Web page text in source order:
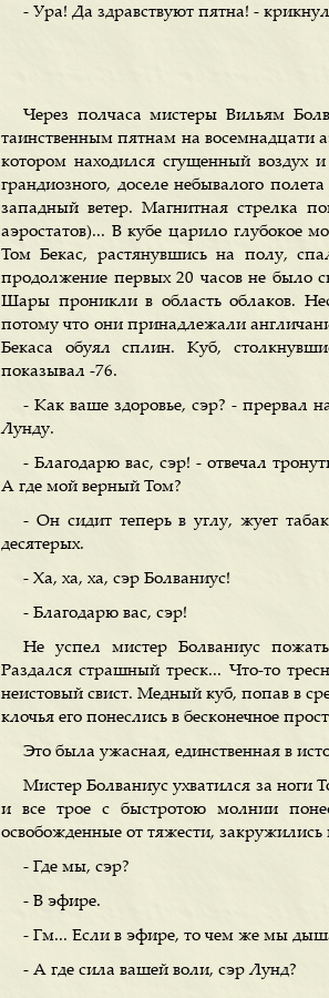
- Ура! Да здравствуют пятна! -
Через полчаса мистеры Вильям
таинственным пятнам на восемнадцати
котором находился сгущенный воздух
грандиозного, доселе небывалого
западный ветер. Магнитная стрелка
аэростатов)... В кубе царило глубокое
Том Бекас, растянувшись на полу,
продолжение первых 20 часов не было
Шары проникли в область облаков.
потому что они принадлежали
Бекаса обуял сплин. Куб,
показывал -76.
- Как ваше здоровье, сэр? - прервал
Лунду.
- Благодарю вас, сэр! - отвечал
А где мой верный Том?
- Он сидит теперь в углу, жует
десятерых.
- Ха, ха, ха, сэр Болваниус!
- Благодарю вас, сэр!
Не успел мистер Болваниус
Раздался страшный треск... Что-то
неистовый свист. Медный куб, попав в
клочья его понеслись в бесконечное
Это была ужасная, единственная в
Мистер Болваниус ухватился за ноги
и все трое с быстротою молнии
освобожденные от тяжести, закружились
- Где мы, сэр?
- В эфире.
- Гм... Если в эфире, то чем же мы
- А где сила вашей воли, сэр Лунд?